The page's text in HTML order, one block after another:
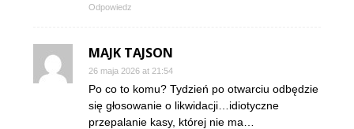
Odpowiedz
MAJK TAJSON
26 maja 2026 at 21:54
Po co to komu? Tydzień po otwarciu odbędzie
się głosowanie o likwidacji…idiotyczne
przepalanie kasy, której nie ma…